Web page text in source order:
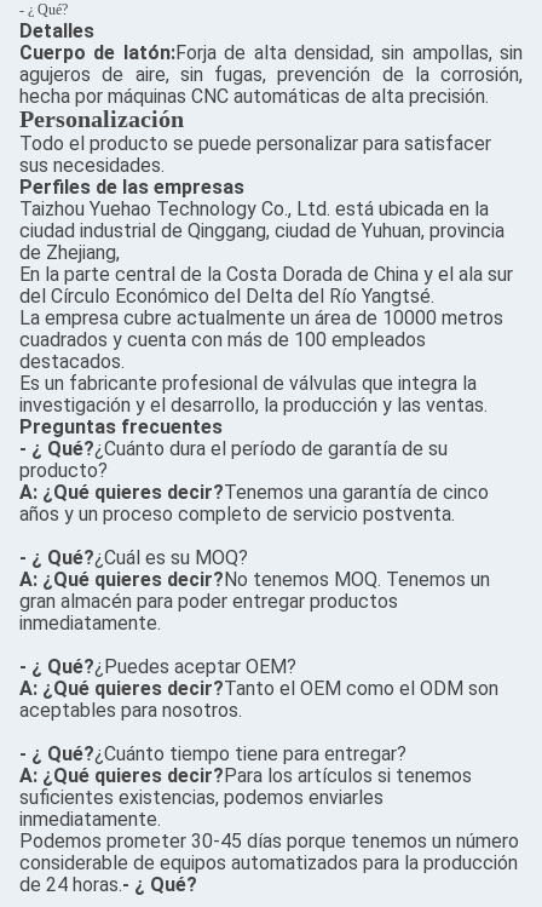
- ¿ Qué?
Detalles
Cuerpo de latón:Forja de alta densidad, sin ampollas, sin
agujeros de aire, sin fugas, prevención de la corrosión,
hecha por máquinas CNC automáticas de alta precisión.
Personalización
Todo el producto se puede personalizar para satisfacer
sus necesidades.
Perfiles de las empresas
Taizhou Yuehao Technology Co., Ltd. está ubicada en la
ciudad industrial de Qinggang, ciudad de Yuhuan, provincia
de Zhejiang,
En la parte central de la Costa Dorada de China y el ala sur
del Círculo Económico del Delta del Río Yangtsé.
La empresa cubre actualmente un área de 10000 metros
cuadrados y cuenta con más de 100 empleados
destacados.
Es un fabricante profesional de válvulas que integra la
investigación y el desarrollo, la producción y las ventas.
Preguntas frecuentes
- ¿ Qué?¿Cuánto dura el período de garantía de su
producto?
A: ¿Qué quieres decir?Tenemos una garantía de cinco
años y un proceso completo de servicio postventa.
- ¿ Qué?¿Cuál es su MOQ?
A: ¿Qué quieres decir?No tenemos MOQ. Tenemos un
gran almacén para poder entregar productos
inmediatamente.
- ¿ Qué?¿Puedes aceptar OEM?
A: ¿Qué quieres decir?Tanto el OEM como el ODM son
aceptables para nosotros.
- ¿ Qué?¿Cuánto tiempo tiene para entregar?
A: ¿Qué quieres decir?Para los artículos si tenemos
suficientes existencias, podemos enviarles
inmediatamente.
Podemos prometer 30-45 días porque tenemos un número
considerable de equipos automatizados para la producción
de 24 horas.- ¿ Qué?